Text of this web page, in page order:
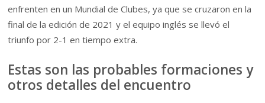
enfrenten en un Mundial de Clubes, ya que se cruzaron en la
final de la edición de 2021 y el equipo inglés se llevó el
triunfo por 2-1 en tiempo extra.
Estas son las probables formaciones y
otros detalles del encuentro